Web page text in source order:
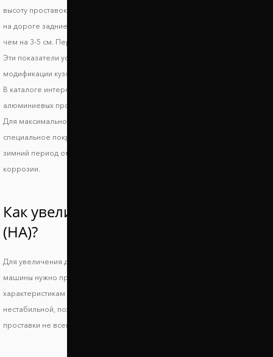
высоту проставок. Для сохранения маневренности и устойчивости авто
на дороге задние проставки должны поднимать автомобиль не более,
чем на 3-5 см. Передние проставки лучше использовать высотой до 2 см.
Эти показатели условные и могут отличаться в зависимости от
модификации кузова.
В каталоге интернет магазина Автопроставка вы найдете комплекты
алюминиевых проставок на переднюю и заднюю ось Митсубиси и (ХА).
Для максимальной защиты на проставки Митсубиси и (ХА) наносится
специальное покрытие из полимера. Оно защищает автопроставки в
зимний период от воздействия дорожной химии, а также от процессов
коррозии.
Как увеличить клиренс Mitsubishi i
(HA)?
Для увеличения дорожного просвета и сохранения устойчивости
машины нужно правильно подобрать подходящие по техническим
характеристикам проставки. Слишком большой просвет делает машину
нестабильной, поэтому повышается риск опрокидывания, а низкие
проставки не всегда позволяют решить основную проблему.